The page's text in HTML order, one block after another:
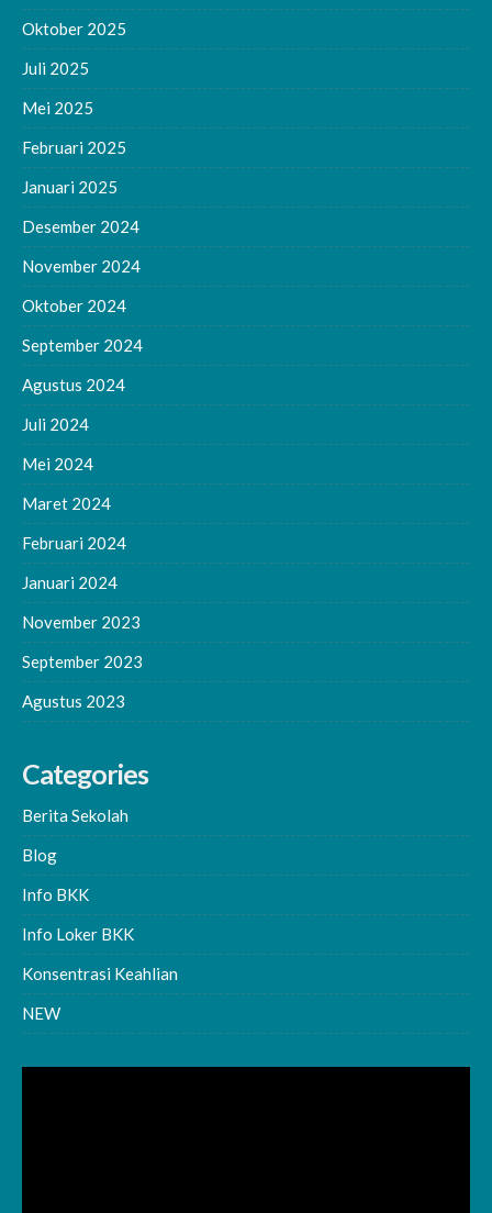
Oktober 2025
Juli 2025
Mei 2025
Februari 2025
Januari 2025
Desember 2024
November 2024
Oktober 2024
September 2024
Agustus 2024
Juli 2024
Mei 2024
Maret 2024
Februari 2024
Januari 2024
November 2023
September 2023
Agustus 2023
Categories
Berita Sekolah
Blog
Info BKK
Info Loker BKK
Konsentrasi Keahlian
NEW